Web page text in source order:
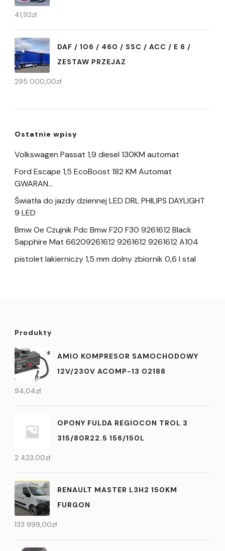
41,92zł
DAF / 106 / 460 / SSC / ACC / E 6 /
ZESTAW PRZEJAZ
295 000,00zł
Ostatnie wpisy
Volkswagen Passat 1,9 diesel 130KM automat
Ford Escape 1,5 EcoBoost 182 KM Automat
GWARAN…
Światła do jazdy dziennej LED DRL PHILIPS DAYLIGHT
9 LED
Bmw Oe Czujnik Pdc Bmw F20 F30 9261612 Black
Sapphire Mat 66209261612 9261612 9261612 A104
pistolet lakierniczy 1,5 mm dolny zbiornik 0,6 l stal
Produkty
AMIO KOMPRESOR SAMOCHODOWY
12V/230V ACOMP-13 02188
94,04zł
OPONY FULDA REGIOCON TROL 3
315/80R22.5 156/150L
2 423,00zł
RENAULT MASTER L3H2 150KM
FURGON
133 999,00zł